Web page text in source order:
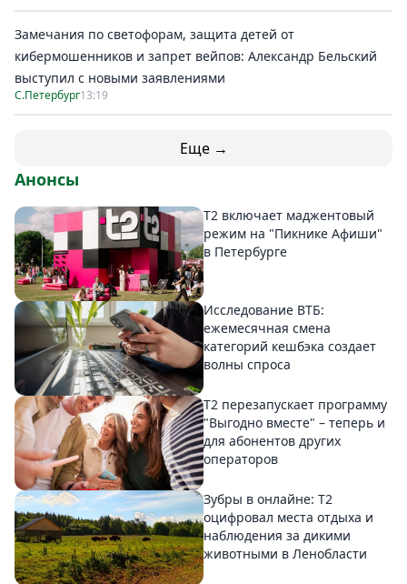
Замечания по светофорам, защита детей от
кибермошенников и запрет вейпов: Александр Бельский
выступил с новыми заявлениями
С.Петербург13:19
Еще →
Анонсы
Т2 включает маджентовый
режим на "Пикнике Афиши"
в Петербурге
Исследование ВТБ:
ежемесячная смена
категорий кешбэка создает
волны спроса
Т2 перезапускает программу
"Выгодно вместе" – теперь и
для абонентов других
операторов
Зубры в онлайне: Т2
оцифровал места отдыха и
наблюдения за дикими
животными в Ленобласти